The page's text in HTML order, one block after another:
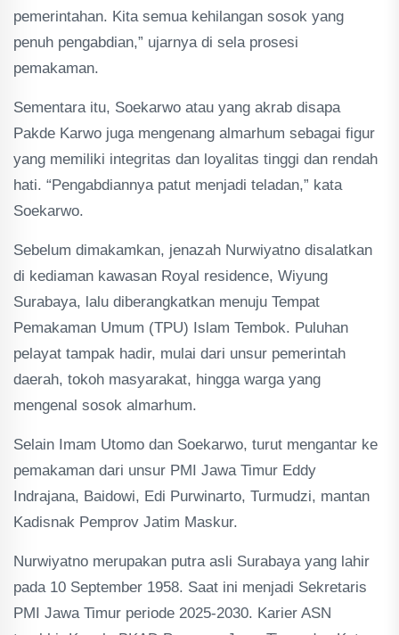
pemerintahan. Kita semua kehilangan sosok yang
penuh pengabdian,” ujarnya di sela prosesi
pemakaman.
Sementara itu, Soekarwo atau yang akrab disapa
Pakde Karwo juga mengenang almarhum sebagai figur
yang memiliki integritas dan loyalitas tinggi dan rendah
hati. “Pengabdiannya patut menjadi teladan,” kata
Soekarwo.
Sebelum dimakamkan, jenazah Nurwiyatno disalatkan
di kediaman kawasan Royal residence, Wiyung
Surabaya, lalu diberangkatkan menuju Tempat
Pemakaman Umum (TPU) Islam Tembok. Puluhan
pelayat tampak hadir, mulai dari unsur pemerintah
daerah, tokoh masyarakat, hingga warga yang
mengenal sosok almarhum.
Selain Imam Utomo dan Soekarwo, turut mengantar ke
pemakaman dari unsur PMI Jawa Timur Eddy
Indrajana, Baidowi, Edi Purwinarto, Turmudzi, mantan
Kadisnak Pemprov Jatim Maskur.
Nurwiyatno merupakan putra asli Surabaya yang lahir
pada 10 September 1958. Saat ini menjadi Sekretaris
PMI Jawa Timur periode 2025-2030. Karier ASN